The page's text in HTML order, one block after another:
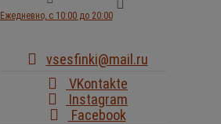
Ежедневно, с 10:00 до 20:00
vsesfinki@mail.ru
VKontakte
Instagram
Facebook